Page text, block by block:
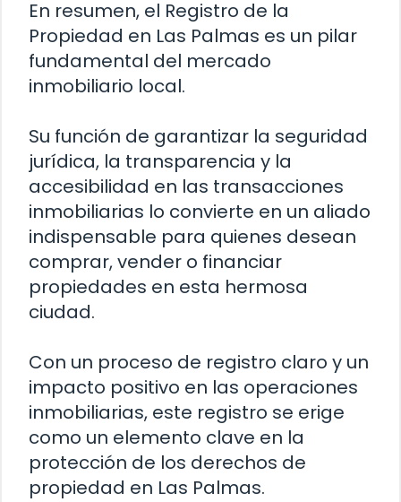
En resumen, el Registro de la
Propiedad en Las Palmas es un pilar
fundamental del mercado
inmobiliario local.
Su función de garantizar la seguridad
jurídica, la transparencia y la
accesibilidad en las transacciones
inmobiliarias lo convierte en un aliado
indispensable para quienes desean
comprar, vender o financiar
propiedades en esta hermosa
ciudad.
Con un proceso de registro claro y un
impacto positivo en las operaciones
inmobiliarias, este registro se erige
como un elemento clave en la
protección de los derechos de
propiedad en Las Palmas.